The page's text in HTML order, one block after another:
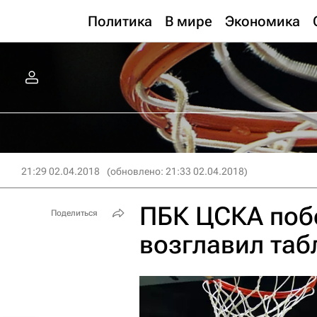
Политика В мире Экономика
21:29 02.04.2018 (обновлено: 21:33 02.04.2018)
ПБК ЦСКА
возглавил
Поделиться